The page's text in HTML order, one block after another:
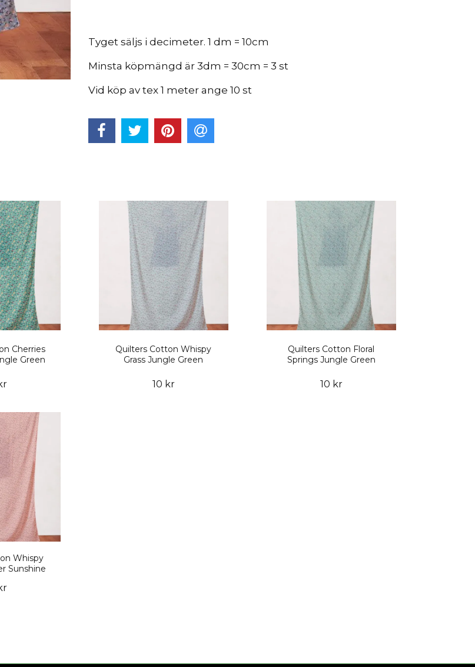
Tyget säljs i decimeter. 1 dm = 10cm
Minsta köpmängd är 3dm = 30cm = 3 st
Vid köp av tex 1 meter ange 10 st
Cherries
Green
Quilters Cotton Whispy
Grass Jungle Green
10 kr
Quilters Cotton Floral
Springs Jungle Green
10 kr
Whispy
Sunshine